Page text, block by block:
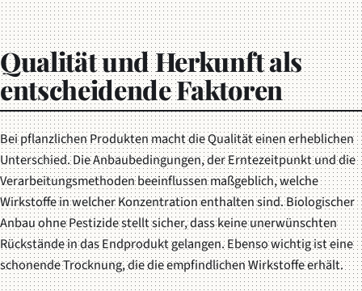
Qualität und Herkunft als
entscheidende Faktoren
Bei pflanzlichen Produkten macht die Qualität einen erheblichen
Unterschied. Die Anbaubedingungen, der Erntezeitpunkt und die
Verarbeitungsmethoden beeinflussen maßgeblich, welche
Wirkstoffe in welcher Konzentration enthalten sind.Biologischer
Anbauohne Pestizide stellt sicher, dass keine unerwünschten
Rückstände in das Endprodukt gelangen. Ebenso wichtig ist eine
schonende Trocknung, die die empfindlichen Wirkstoffe erhält.